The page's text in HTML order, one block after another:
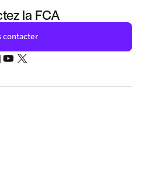
la FCA
contacter